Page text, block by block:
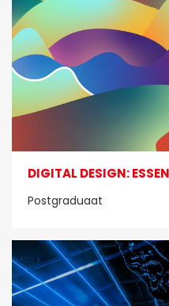
DIGITAL DESIGN:
Postgraduaat